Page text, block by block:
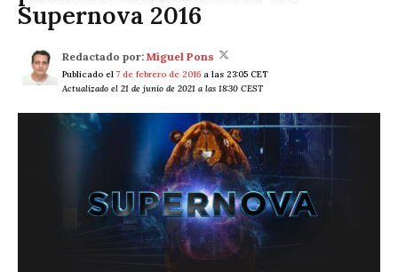
Supernova 2016
Redactado por: Miguel Pons
Publicado el 7 de febrero de 2016 a las 23:05 CET
Actualizado el 21 de junio de 2021 a las 18:30 CEST